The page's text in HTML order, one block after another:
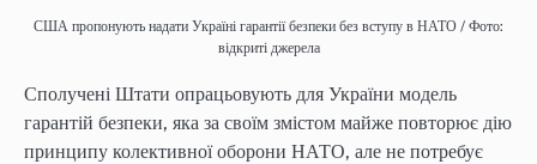
США пропонують надати Україні гарантії безпеки без вступу в НАТО / Фото:
відкриті джерела
Сполучені Штати опрацьовують для України модель
гарантій безпеки, яка за своїм змістом майже повторює дію
принципу колективної оборони НАТО, але не потребує